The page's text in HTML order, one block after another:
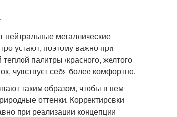
нейтральные металлические
устают, поэтому важно при
палитры (красного, желтого,
чувствует себя более комфортно.
таким образом, чтобы в нем
оттенки. Корректировки
при реализации концепции